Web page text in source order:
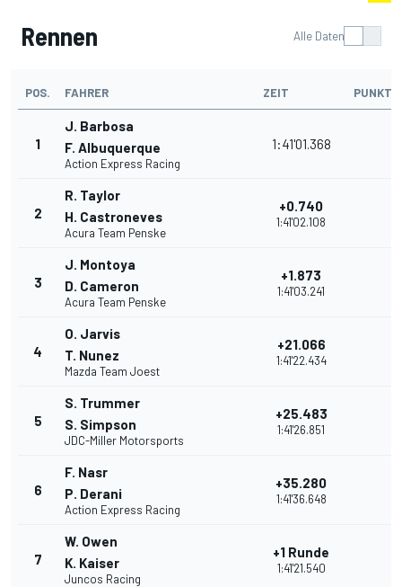
Rennen Alle Daten
POS. FAHRER ZEIT PUNKTE
1
J. Barbosa
F. Albuquerque
Action Express Racing
1:41'01.368
2
R. Taylor
H. Castroneves
Acura Team Penske
+0.740
1:41'02.108
3
J. Montoya
D. Cameron
Acura Team Penske
+1.873
1:41'03.241
4
O. Jarvis
T. Nunez
Mazda Team Joest
+21.066
1:41'22.434
5
S. Trummer
S. Simpson
JDC-Miller Motorsports
+25.483
1:41'26.851
6
F. Nasr
P. Derani
Action Express Racing
+35.280
1:41'36.648
7
W. Owen
K. Kaiser
Juncos Racing
+1 Runde
1:41'21.540